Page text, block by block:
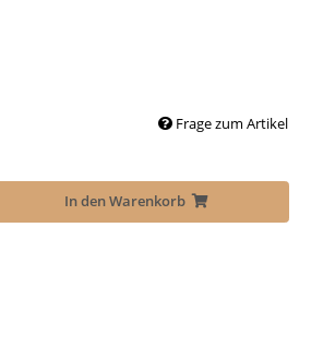
Frage zum Artikel
In den Warenkorb